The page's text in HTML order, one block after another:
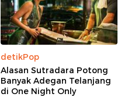
detikPop
Alasan Sutradara Potong
Banyak Adegan Telanjang
di One Night Only